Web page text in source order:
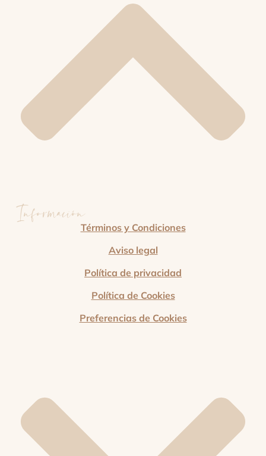
InformaciónTérminos y Condiciones
Aviso legal
Política de privacidad
Política de Cookies
Preferencias de Cookies